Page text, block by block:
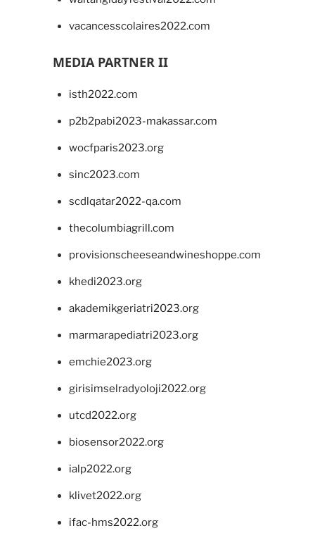
vacancesscolaires2022.com
MEDIA PARTNER II
isth2022.com
p2b2pabi2023-makassar.com
wocfparis2023.org
sinc2023.com
scdlqatar2022-qa.com
thecolumbiagrill.com
provisionscheeseandwineshoppe.com
khedi2023.org
akademikgeriatri2023.org
marmarapediatri2023.org
emchie2023.org
girisimselradyoloji2022.org
utcd2022.org
biosensor2022.org
ialp2022.org
klivet2022.org
ifac-hms2022.org